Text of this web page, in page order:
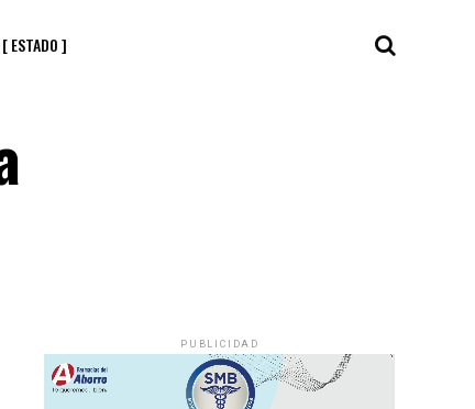
[ ESTADO ]
PUBLICIDAD